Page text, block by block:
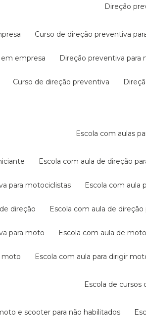
direção
curso de direção preventiva
empresa direção preventiva
curso de direção preventiva
escola com aulas
escola com aula de direção
para motociclistas escola com
direção escola com aula de
para moto escola com aula de
moto escola com aula para dirigir
escola de
e scooter para não habilitados